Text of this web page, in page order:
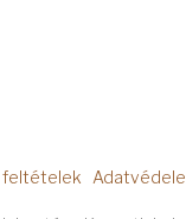
feltételek